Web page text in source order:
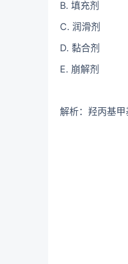
B. 填充剂
C. 润滑剂
D. 黏合剂
E. 崩解剂
解析：羟丙基